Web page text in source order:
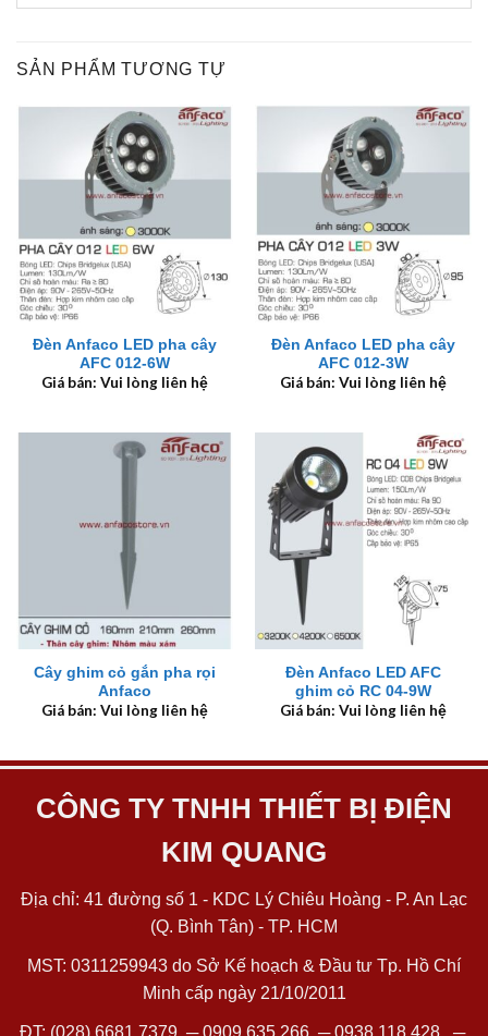
SẢN PHẨM TƯƠNG TỰ
Đèn Anfaco LED pha cây
AFC 012-6W
Giá bán: Vui lòng liên hệ
Đèn Anfaco LED pha cây
AFC 012-3W
Giá bán: Vui lòng liên hệ
Cây ghim cỏ gắn pha rọi
Anfaco
Giá bán: Vui lòng liên hệ
Đèn Anfaco LED AFC
ghim cỏ RC 04-9W
Giá bán: Vui lòng liên hệ
CÔNG TY TNHH THIẾT BỊ ĐIỆN
KIM QUANG
Địa chỉ: 41 đường số 1 - KDC Lý Chiêu Hoàng - P. An Lạc
(Q. Bình Tân) - TP. HCM
MST: 0311259943 do Sở Kế hoạch & Đầu tư Tp. Hồ Chí
Minh cấp ngày 21/10/2011